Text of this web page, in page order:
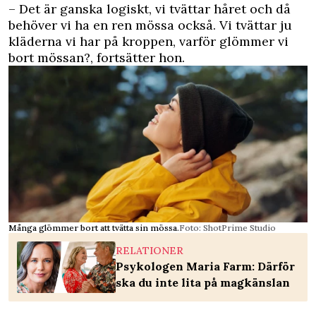
– Det är ganska logiskt, vi tvättar håret och då
behöver vi ha en ren mössa också. Vi tvättar ju
kläderna vi har på kroppen, varför glömmer vi
bort mössan?, fortsätter hon.
Många glömmer bort att tvätta sin mössa.Foto: ShotPrime Studio
RELATIONER
Psykologen Maria Farm: Därför
ska du inte lita på magkänslan